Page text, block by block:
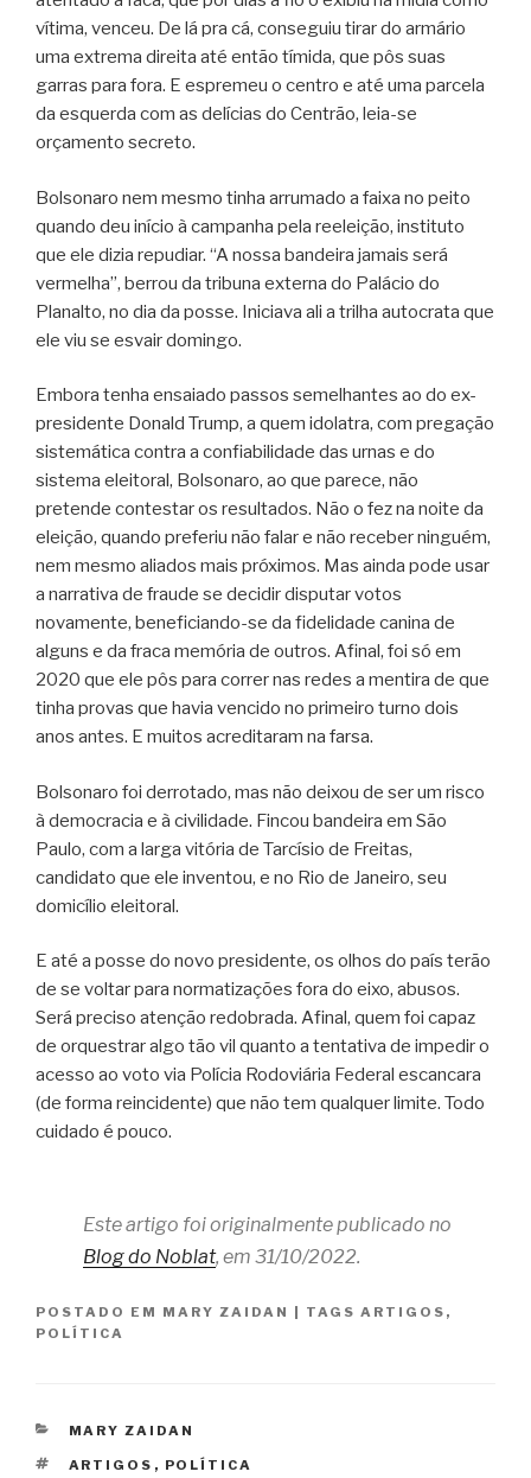
vítima, venceu. De lá pra cá, conseguiu tirar do armário
uma extrema direita até então tímida, que pôs suas
garras para fora. E espremeu o centro e até uma parcela
da esquerda com as delícias do Centrão, leia-se
orçamento secreto.
Bolsonaro nem mesmo tinha arrumado a faixa no peito
quando deu início à campanha pela reeleição, instituto
que ele dizia repudiar. “A nossa bandeira jamais será
vermelha”, berrou da tribuna externa do Palácio do
Planalto, no dia da posse. Iniciava ali a trilha autocrata que
ele viu se esvair domingo.
Embora tenha ensaiado passos semelhantes ao do ex-
presidente Donald Trump, a quem idolatra, com pregação
sistemática contra a confiabilidade das urnas e do
sistema eleitoral, Bolsonaro, ao que parece, não
pretende contestar os resultados. Não o fez na noite da
eleição, quando preferiu não falar e não receber ninguém,
nem mesmo aliados mais próximos. Mas ainda pode usar
a narrativa de fraude se decidir disputar votos
novamente, beneficiando-se da fidelidade canina de
alguns e da fraca memória de outros. Afinal, foi só em
2020 que ele pôs para correr nas redes a mentira de que
tinha provas que havia vencido no primeiro turno dois
anos antes. E muitos acreditaram na farsa.
Bolsonaro foi derrotado, mas não deixou de ser um risco
à democracia e à civilidade. Fincou bandeira em São
Paulo, com a larga vitória de Tarcísio de Freitas,
candidato que ele inventou, e no Rio de Janeiro, seu
domicílio eleitoral.
E até a posse do novo presidente, os olhos do país terão
de se voltar para normatizações fora do eixo, abusos.
Será preciso atenção redobrada. Afinal, quem foi capaz
de orquestrar algo tão vil quanto a tentativa de impedir o
acesso ao voto via Polícia Rodoviária Federal escancara
(de forma reincidente) que não tem qualquer limite. Todo
cuidado é pouco.
Este artigo foi originalmente publicado no
Blog do Noblat, em 31/10/2022.
POSTADO EM MARY ZAIDAN | TAGS ARTIGOS ,
POLÍTICA
CATEGORIAS
MARY ZAIDAN
TAGS
ARTIGOS , POLÍTICA